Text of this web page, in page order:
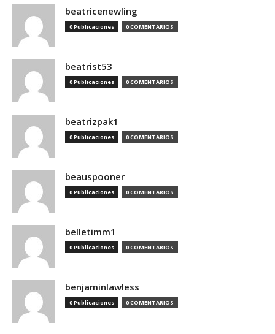
beatricenewling
0 Publicaciones 0 COMENTARIOS
beatrist53
0 Publicaciones 0 COMENTARIOS
beatrizpak1
0 Publicaciones 0 COMENTARIOS
beauspooner
0 Publicaciones 0 COMENTARIOS
belletimm1
0 Publicaciones 0 COMENTARIOS
benjaminlawless
0 Publicaciones 0 COMENTARIOS